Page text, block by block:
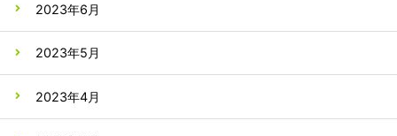
2023年6月
2023年5月
2023年4月